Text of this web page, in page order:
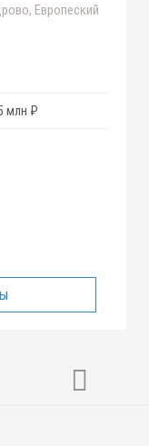
Европеский
млн ₽